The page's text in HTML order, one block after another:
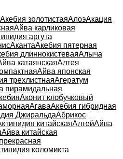
Акебия золотистаяАлоэАкация
Айва карликовая
аргута
АкантаАкебия пятерная
длиннокистеваяАлыча
катаянскаяАлтея
Айва японская
трехлистнаяАгератум
пирамидальная
Аконит клобучковый
АгаваАкебия гибридная
ДжиральдаАбрикос
китайскаяАлтейАйва
Айва китайская
коломикта